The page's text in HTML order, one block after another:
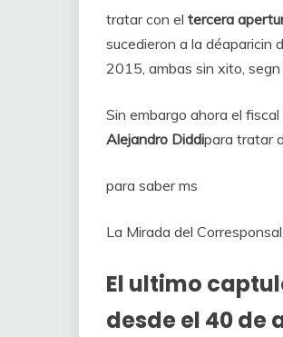
tratar con el tercera
sucedieron a la
2015, ambas sin xito,
Sin embargo ahora el
Alejandro Diddipara tratar
para saber ms
La Mirada del Corresponsal.
El ultimo
desde el 40 de